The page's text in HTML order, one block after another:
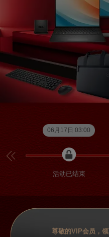
06月17日 03:00
活动已结束
尊敬的VIP会员，